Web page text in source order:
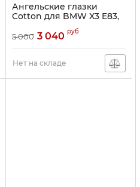
Ангельские глазки
Cotton для BMW X3 E83,
E46 compact БЕЛЫЕ
5 000 3 040 руб
Нет на складе